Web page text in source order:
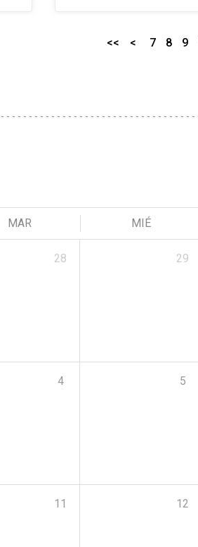
<< < 7 8 9
MAR MIÉ
28 29
4 5
11 12